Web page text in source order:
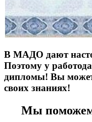
В МАДО дают
Поэтому у
дипломы! Вы
своих знаниях!
Мы поможем